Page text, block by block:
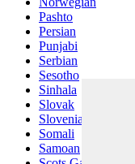
Pashto
Persian
Punjabi
Serbian
Sesotho
Sinhala
Slovak
Slovenian
Somali
Samoan